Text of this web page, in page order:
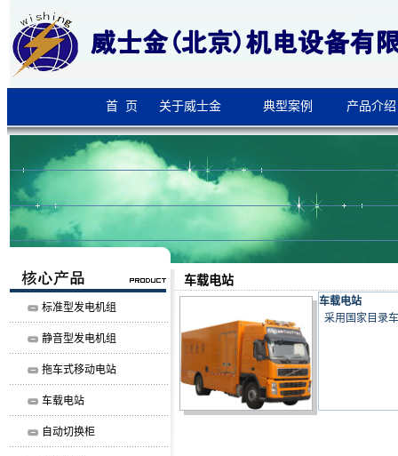
首 页 关于威士金 典型案例 产品介绍
标准型发电机组
静音型发电机组
拖车式移动电站
车载电站
自动切换柜
车载电站
车载电站
采用国家目录